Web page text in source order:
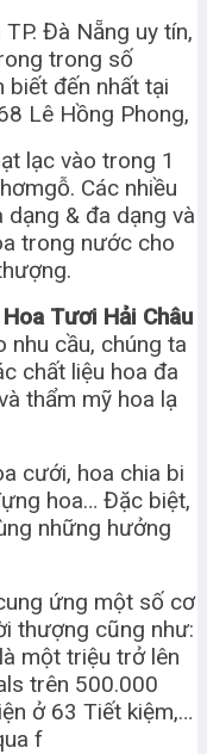
Đà Nẵng uy tín,
trong số
biết đến nhất tại
Lê Hồng Phong,
lạc vào trong 1
Các nhiều
& đa dạng và
trong nước cho
Tươi Hải Châu
nhu cầu, chúng ta
chất liệu hoa đa
thẩm mỹ hoa lạ
cưới, hoa chia bi
hoa… Đặc biệt,
những hưởng
ứng một số cơ
thượng cũng như:
một triệu trở lên
trên 500.000
ở 63 Tiết kiệm,…
f